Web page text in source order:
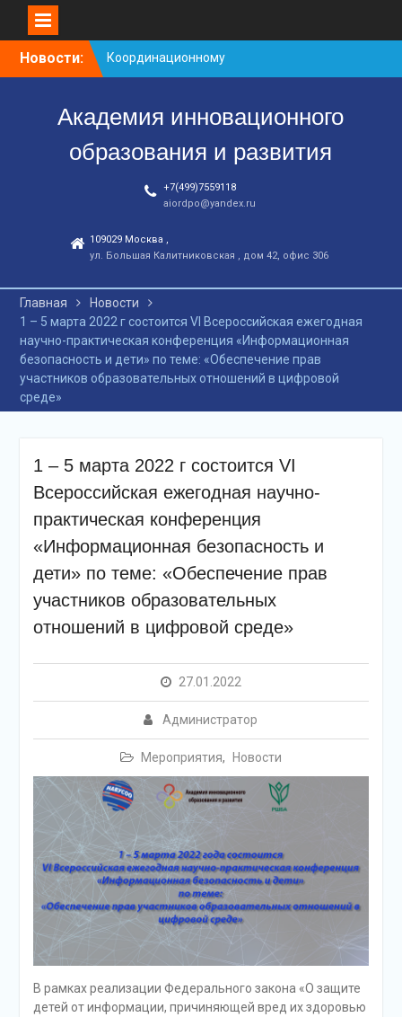
Новости:
Заседание рабочей
группа
Координационному
центру-25 лет!
Академия инновационного
образования и развития
+7(499)7559118
aiordpo@yandex.ru
109029 Москва ,
ул. Большая Калитниковская , дом 42, офис 306
Главная
Новости
1 – 5 марта 2022 г состоится VI Всероссийская ежегодная
научно-практическая конференция «Информационная
безопасность и дети» по теме: «Обеспечение прав
участников образовательных отношений в цифровой
среде»
1 – 5 марта 2022 г состоится VI
Всероссийская ежегодная научно-
практическая конференция
«Информационная безопасность и
дети» по теме: «Обеспечение прав
участников образовательных
отношений в цифровой среде»
27.01.2022
Администратор
Мероприятия, Новости
В рамках реализации Федерального закона «О защите
детей от информации, причиняющей вред их здоровью